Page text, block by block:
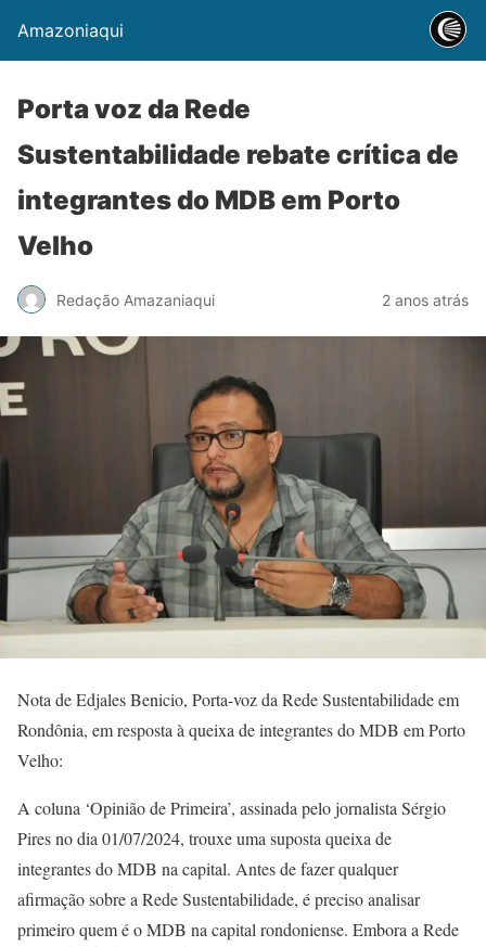
Amazoniaqui
Porta voz da Rede
Sustentabilidade rebate crítica de
integrantes do MDB em Porto
Velho
Redação Amazaniaqui 2 anos atrás
Nota de Edjales Benicio, Porta-voz da Rede Sustentabilidade em
Rondônia, em resposta à queixa de integrantes do MDB em Porto
Velho:
A coluna ‘Opinião de Primeira’, assinada pelo jornalista Sérgio
Pires no dia 01/07/2024, trouxe uma suposta queixa de
integrantes do MDB na capital. Antes de fazer qualquer
afirmação sobre a Rede Sustentabilidade, é preciso analisar
primeiro quem é o MDB na capital rondoniense. Embora a Rede